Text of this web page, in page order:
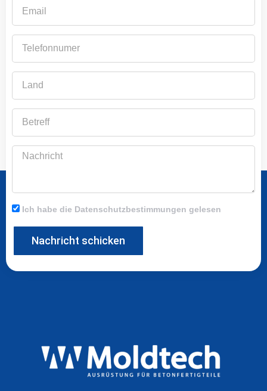
Nachricht
Ich habe die Datenschutzbestimmungen gelesen
Nachricht schicken